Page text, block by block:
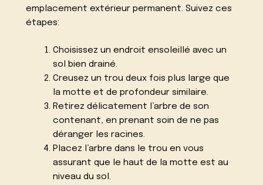
emplacement extérieur permanent. Suivez ces
étapes:
Choisissez un endroit ensoleillé avec un
sol bien drainé.
Creusez un trou deux fois plus large que
la motte et de profondeur similaire.
Retirez délicatement l’arbre de son
contenant, en prenant soin de ne pas
déranger les racines.
Placez l’arbre dans le trou en vous
assurant que le haut de la motte est au
niveau du sol.